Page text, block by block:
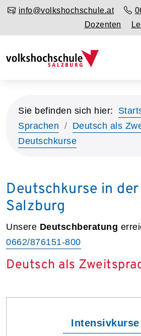
info@volkshochschule.at
Dozenten
Sie befinden sich hier:
Sprachen
Deutsch als
Deutschkurse
Deutschkurse in der
Salzburg
Unsere Deutschberatung
0662/876151-800
Deutsch als
Intensivkurse